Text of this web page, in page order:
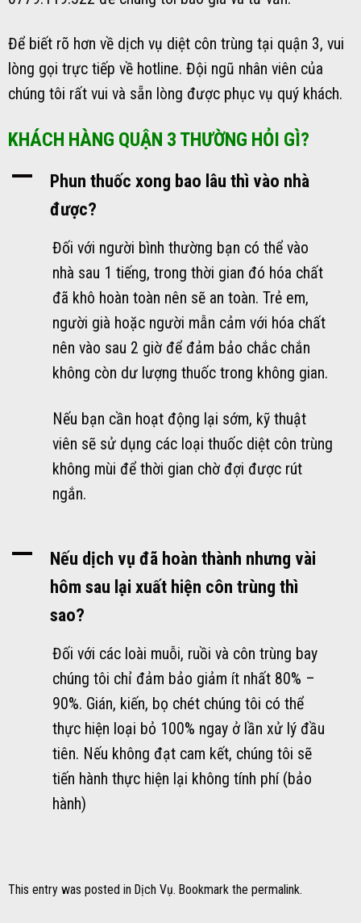
Để biết rõ hơn về dịch vụ diệt côn trùng tại quận 3, vui
lòng gọi trực tiếp về hotline. Đội ngũ nhân viên của
chúng tôi rất vui và sẵn lòng được phục vụ quý khách.
KHÁCH HÀNG QUẬN 3 THƯỜNG HỎI GÌ?
A
Phun thuốc xong bao lâu thì vào nhà
được?
Đối với người bình thường bạn có thể vào
nhà sau 1 tiếng, trong thời gian đó hóa chất
đã khô hoàn toàn nên sẽ an toàn. Trẻ em,
người già hoặc người mẫn cảm với hóa chất
nên vào sau 2 giờ để đảm bảo chắc chắn
không còn dư lượng thuốc trong không gian.
Nếu bạn cần hoạt động lại sớm, kỹ thuật
viên sẽ sử dụng các loại thuốc diệt côn trùng
không mùi để thời gian chờ đợi được rút
ngắn.
A
Nếu dịch vụ đã hoàn thành nhưng vài
hôm sau lại xuất hiện côn trùng thì
sao?
Đối với các loài muỗi, ruồi và côn trùng bay
chúng tôi chỉ đảm bảo giảm ít nhất 80% –
90%. Gián, kiến, bọ chét chúng tôi có thể
thực hiện loại bỏ 100% ngay ở lần xử lý đầu
tiên. Nếu không đạt cam kết, chúng tôi sẽ
tiến hành thực hiện lại không tính phí (bảo
hành)
This entry was posted in Dịch Vụ. Bookmark the permalink.